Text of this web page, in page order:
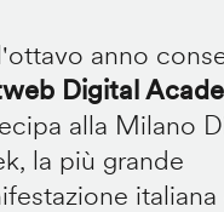
anno
Digital
alla Milano
la più grande